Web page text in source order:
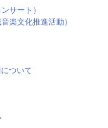
サート）
楽文化推進活動）
ついて